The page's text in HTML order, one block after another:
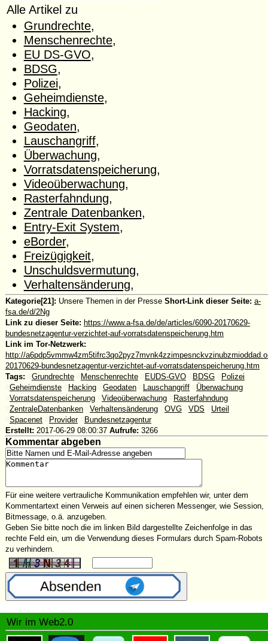
Alle Artikel zu
Grundrechte,
Menschenrechte,
EU DS-GVO
BDSG
Polizei,
Geheimdienste,
Hacking
Geodaten
Lauschangriff,
Überwachung
Vorratsdatenspeicherung
Videoüberwachung
Rasterfahndung
Zentrale Datenbanken
Entry-Exit System
eBorder,
Freizügigkeit,
Unschuldsvermutung
Verhaltensänderung
Kategorie[21]: Unsere Themen in der Presse Short-Link dieser Seite: a-
fsa.de/d/2Ng
Link zu dieser Seite: https://www.a-fsa.de/de/articles/6090-20170629-
bundesnetzagentur-verzichtet-auf-vorratsdatenspeicherung.htm
Link im Tor-Netzwerk:
http://
20170629-bundesnetzagentur-verzichtet-auf-vorratsdatenspeicherung.htm
Tags:
Grundrechte Menschenrechte EUDS-GVO BDSG
Polizei
Geheimdienste Hacking Geodaten Lauschangriff
Überwachung
Vorratsdatenspeicherung Videoüberwachung
Rasterfahndung
ZentraleDatenbanken Verhaltensänderung OVG VDS
Urteil
Spacenet Provider
Bundesnetzagentur
Erstellt: 2017-06-29 08:00:37 Aufrufe: 3266
Kommentar abgeben
Für eine weitere vertrauliche Kommunikation empfehlen wir, unter dem
Kommentartext einen Verweis auf einen sicheren Messenger, wie Session,
Bitmessage, o.ä. anzugeben.
Geben Sie bitte noch die im linken Bild dargestellte Zeichenfolge in das
rechte Feld ein, um die Verwendung dieses Formulars durch Spam-Robots
zu verhindern.
Wir im Web2.0